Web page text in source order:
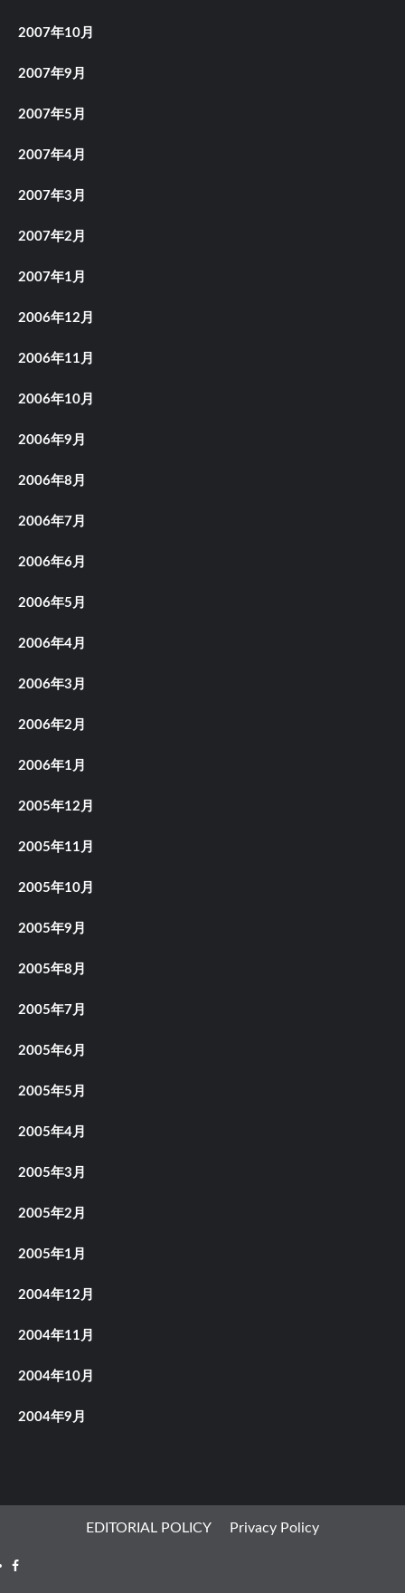
2007年10月
2007年9月
2007年5月
2007年4月
2007年3月
2007年2月
2007年1月
2006年12月
2006年11月
2006年10月
2006年9月
2006年8月
2006年7月
2006年6月
2006年5月
2006年4月
2006年3月
2006年2月
2006年1月
2005年12月
2005年11月
2005年10月
2005年9月
2005年8月
2005年7月
2005年6月
2005年5月
2005年4月
2005年3月
2005年2月
2005年1月
2004年12月
2004年11月
2004年10月
2004年9月
EDITORIAL POLICY Privacy Policy
Facebook